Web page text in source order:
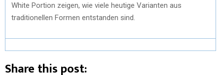
White Portion zeigen, wie viele heutige Varianten aus
traditionellen Formen entstanden sind.
Share this post: